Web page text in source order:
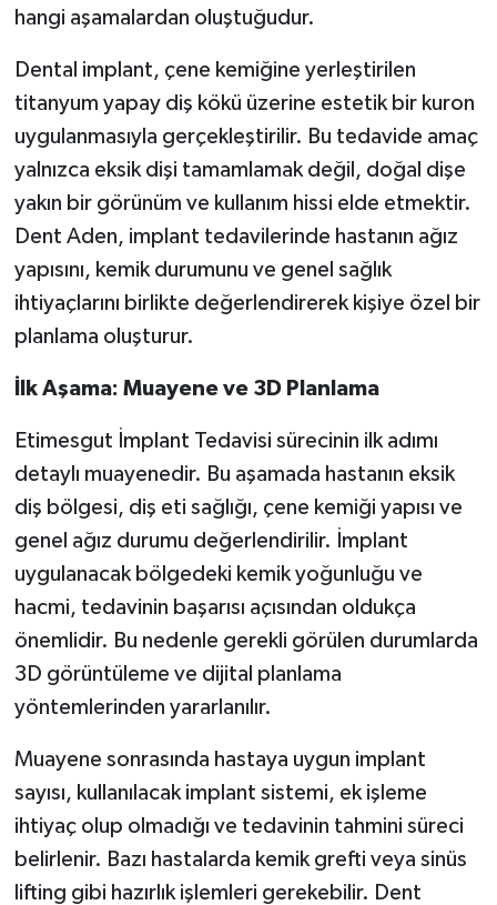
hangi aşamalardan oluştuğudur.
Dental implant, çene kemiğine yerleştirilen
titanyum yapay diş kökü üzerine estetik bir kuron
uygulanmasıyla gerçekleştirilir. Bu tedavide amaç
yalnızca eksik dişi tamamlamak değil, doğal dişe
yakın bir görünüm ve kullanım hissi elde etmektir.
Dent Aden, implant tedavilerinde hastanın ağız
yapısını, kemik durumunu ve genel sağlık
ihtiyaçlarını birlikte değerlendirerek kişiye özel bir
planlama oluşturur.
İlk Aşama: Muayene ve 3D Planlama
Etimesgut İmplant Tedavisi sürecinin ilk adımı
detaylı muayenedir. Bu aşamada hastanın eksik
diş bölgesi, diş eti sağlığı, çene kemiği yapısı ve
genel ağız durumu değerlendirilir. İmplant
uygulanacak bölgedeki kemik yoğunluğu ve
hacmi, tedavinin başarısı açısından oldukça
önemlidir. Bu nedenle gerekli görülen durumlarda
3D görüntüleme ve dijital planlama
yöntemlerinden yararlanılır.
Muayene sonrasında hastaya uygun implant
sayısı, kullanılacak implant sistemi, ek işleme
ihtiyaç olup olmadığı ve tedavinin tahmini süreci
belirlenir. Bazı hastalarda kemik grefti veya sinüs
lifting gibi hazırlık işlemleri gerekebilir. Dent